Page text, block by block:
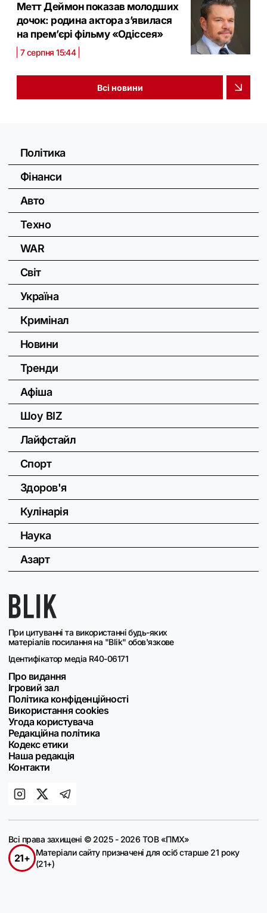
Метт Деймон показав молодших
дочок: родина актора з’явилася
на прем’єрі фільму «Одіссея»
7 серпня 15:44
Всі новини
При цитуванні та використанні будь-яких
матеріалів посилання на "Blik" обов'язкове
Ідентифікатор медіа R40-06171
Про видання
Ігровий зал
Політика конфіденційності
Використання cookies
Угода користувача
Редакційна політика
Кодекс етики
Наша редакція
Контакти
Політика
Фінанси
Авто
Техно
WAR
Світ
Україна
Кримінал
Новини
Тренди
Афіша
Шоу BIZ
Лайфстайл
Спорт
Здоров'я
Кулінарія
Наука
Азарт
Всі права захищені © 2025 - 2026 ТОВ «ПМХ»
21+
Матеріали сайту призначені для осіб старше 21 року
(21+)